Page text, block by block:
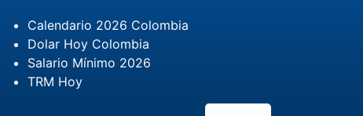
Calendario 2026 Colombia
Dolar Hoy Colombia
Salario Mínimo 2026
TRM Hoy